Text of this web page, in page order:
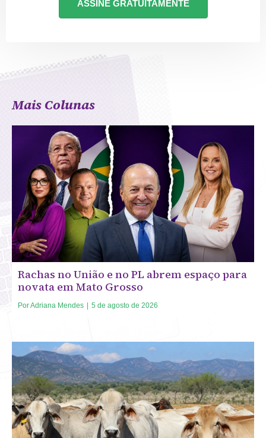
ASSINE GRATUITAMENTE
Mais Colunas
Rachas no União e no PL abrem espaço para
novata em Mato Grosso
PorAdriana Mendes 5 de agosto de 2026